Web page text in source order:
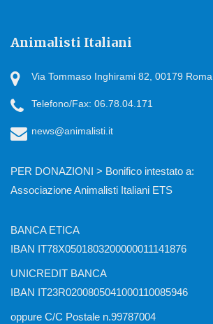
Animalisti Italiani
Via Tommaso Inghirami 82, 00179 Roma
Telefono/Fax: 06.78.04.171
news@animalisti.it
PER DONAZIONI > Bonifico intestato a:
Associazione Animalisti Italiani ETS
BANCA ETICA
IBAN IT78X0501803200000011141876
UNICREDIT BANCA
IBAN IT23R0200805041000110085946
oppure C/C Postale n.99787004